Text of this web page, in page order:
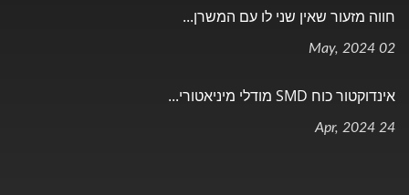
חווה מזעור שאין שני לו עם המשרן...
02 May, 2024
אינדוקטור כוח SMD מודלי מיניאטורי...
24 Apr, 2024